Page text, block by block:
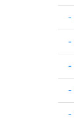
-
-
-
-
-